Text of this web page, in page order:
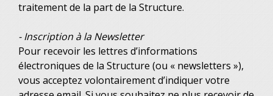
traitement de la part de la Structure.
- Inscription à la Newsletter
Pour recevoir les lettres d’informations
électroniques de la Structure (ou « newsletters »),
vous acceptez volontairement d’indiquer votre